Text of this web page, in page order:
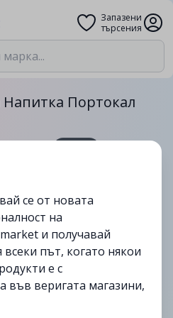
Запазени
търсения
Портокал
се от новата
на
и получавай
всеки път, когато някои
е с
във веригата магазини,